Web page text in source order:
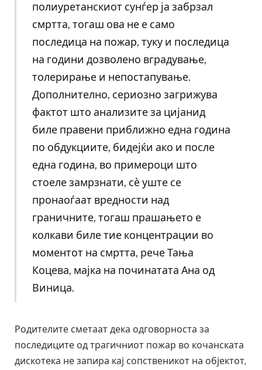
полиуретанскиот сунѓер ја забрзал
смртта, тогаш ова не е само
последица на пожар, туку и последица
на години дозволено вградување,
толерирање и непостапување.
Дополнително, сериозно загрижува
фактот што анализите за цијанид
биле правени приближно една година
по обдукциите, бидејќи ако и после
една година, во примероци што
стоеле замрзнати, сѐ уште се
пронаоѓаат вредности над
граничните, тогаш прашањето е
колкави биле тие концентрации во
моментот на смртта, рече Тања
Коцева, мајка на починатата Ана од
Виница.
Родителите сметаат дека одговорноста за
последиците од трагичниот пожар во кочанската
дискотека не запира кај сопственикот на објектот,